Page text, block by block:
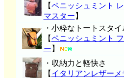
【ペニッシュミント
マスター 】
・小粋なトートスタイ
【ペニッシュミント
ー 】
・収納力と軽快さ
【 イタリアンレザー